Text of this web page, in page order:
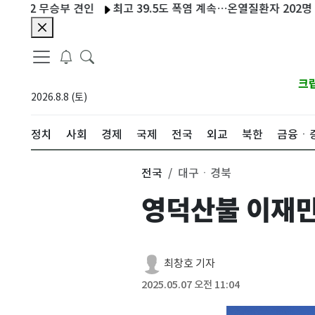
승부 견인 최고 39.5도 폭염 계속…온열질환자 202명 늘어
2026.8.8 (토)
크
정치 사회 경제 국제 전국 외교 북한 금융ㆍ
전국 대구ㆍ경북
영덕산불 이재
최창호 기자
2025.05.07 오전 11:04